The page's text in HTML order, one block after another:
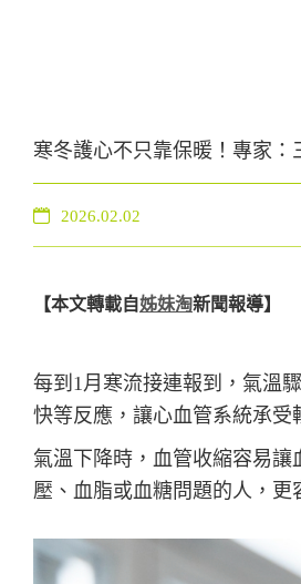
寒冬護心不只靠保暖！專家
2026.02.02
【本文轉載自姊妹淘新聞報導】
每到1月寒流接連報到，氣溫
快等反應，讓心血管系統承
氣溫下降時，血管收縮容易讓
壓、血脂或血糖問題的人，